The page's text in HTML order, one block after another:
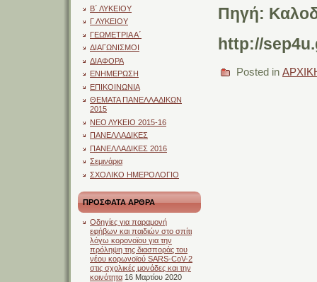
Β΄ ΛΥΚΕΙΟΥ
Γ ΛΥΚΕΙΟΥ
ΓΕΩΜΕΤΡΙΑ Α΄
ΔΙΑΓΩΝΙΣΜΟΙ
ΔΙΑΦΟΡΑ
ΕΝΗΜΕΡΩΣΗ
ΕΠΙΚΟΙΝΩΝΙΑ
ΘΕΜΑΤΑ ΠΑΝΕΛΛΑΔΙΚΩΝ
2015
ΝΕΟ ΛΥΚΕΙΟ 2015-16
ΠΑΝΕΛΛΑΔΙΚΕΣ
ΠΑΝΕΛΛΑΔΙΚΕΣ 2016
Σεμινάρια
ΣΧΟΛΙΚΟ ΗΜΕΡΟΛΟΓΙΟ
ΠΡΟΣΦΑΤΑ ΑΡΘΡΑ
Οδηγίες για παραμονή
εφήβων και παιδιών στο σπίτι
λόγω κορονοϊου για την
πρόληψη της διασποράς του
νέου κορωνοϊού SARS-CoV-2
στις σχολικές μονάδες και την
κοινότητα 16 Μαρτίου 2020
Πηγή:
http://
Posted in